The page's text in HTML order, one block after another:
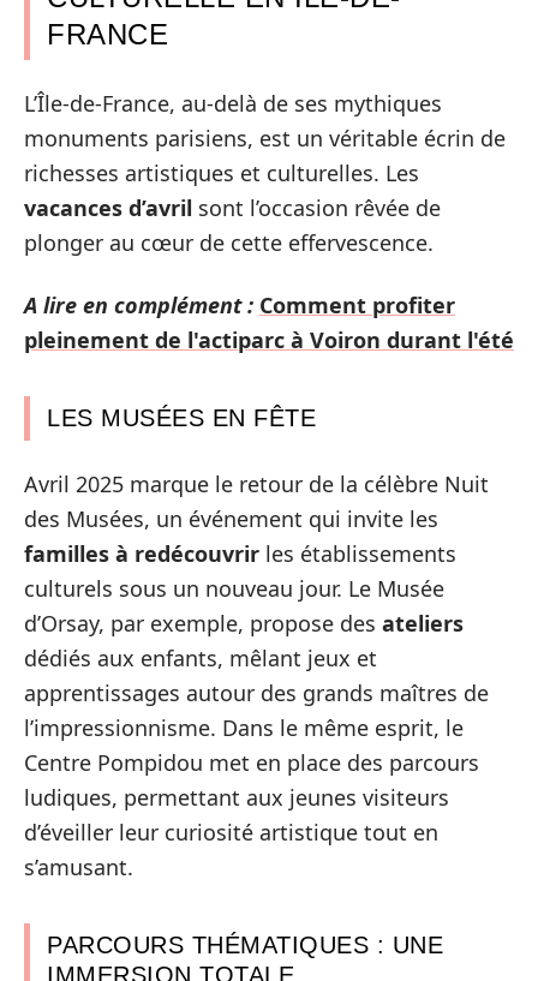
FRANCE
L’Île-de-France, au-delà de ses mythiques
monuments parisiens, est un véritable écrin de
richesses artistiques et culturelles. Les
vacances d’avril sont l’occasion rêvée de
plonger au cœur de cette effervescence.
A lire en complément : Comment profiter
pleinement de l'actiparc à Voiron durant l'été
LES MUSÉES EN FÊTE
Avril 2025 marque le retour de la célèbre Nuit
des Musées, un événement qui invite les
familles à redécouvrir les établissements
culturels sous un nouveau jour. Le Musée
d’Orsay, par exemple, propose des ateliers
dédiés aux enfants, mêlant jeux et
apprentissages autour des grands maîtres de
l’impressionnisme. Dans le même esprit, le
Centre Pompidou met en place des parcours
ludiques, permettant aux jeunes visiteurs
d’éveiller leur curiosité artistique tout en
s’amusant.
PARCOURS THÉMATIQUES : UNE
IMMERSION TOTALE